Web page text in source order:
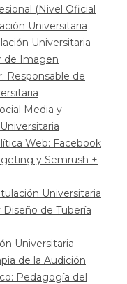
(Nivel Oficial
Universitaria
Universitaria
de Imagen
Responsable de
Media y
Web: Facebook
y Semrush +
Universitaria
de Tubería
Universitaria
de la Audición
Pedagogía del